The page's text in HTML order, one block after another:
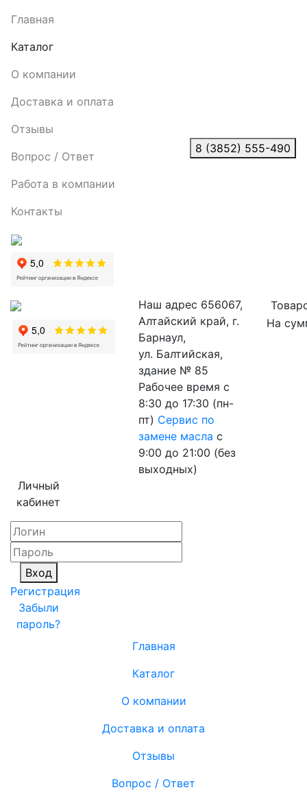
Главная
Каталог
О компании
Доставка и оплата
Отзывы
Вопрос / Ответ
Работа в компании
Контакты
8 (3852) 555-490
Наш адрес 656067,
Алтайский край, г.
Барнаул,
ул. Балтийская,
здание № 85
Рабочее время с
8:30 до 17:30 (пн-
пт) Сервис по
замене масла с
9:00 до 21:00 (без
выходных)
На
Личный
кабинет
Вход
Регистрация
Забыли
пароль?
Главная
Каталог
О компании
Доставка и оплата
Отзывы
Вопрос / Ответ